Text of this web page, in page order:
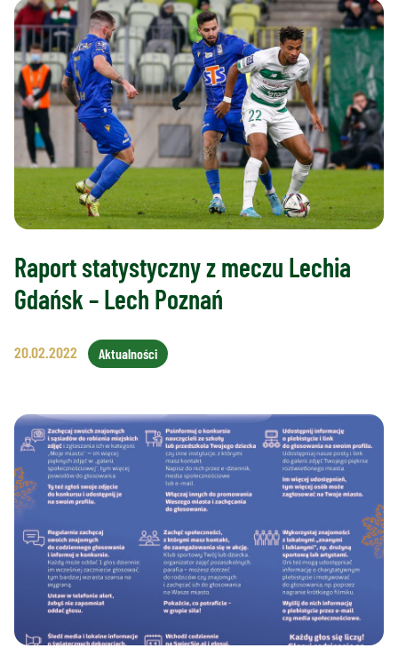
Raport statystyczny z meczu Lechia
Gdańsk – Lech Poznań
20.02.2022 Aktualności